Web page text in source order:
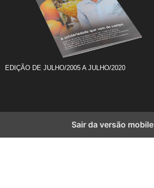
EDIÇÃO DE JULHO/2005 A JULHO/2020
Sair da versão mobile